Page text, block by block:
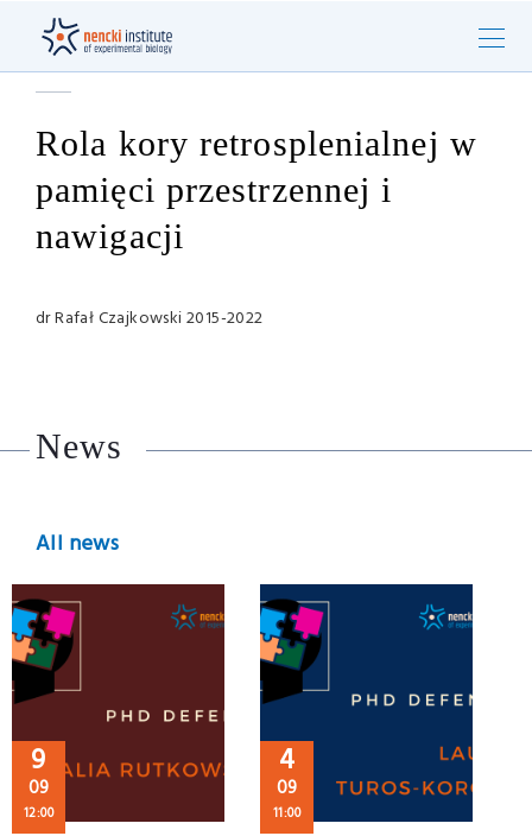
Rola kory retrosplenialnej w
pamięci przestrzennej i
nawigacji
dr Rafał Czajkowski 2015-2022
News
All news
9
09
12:00
4
09
11:00